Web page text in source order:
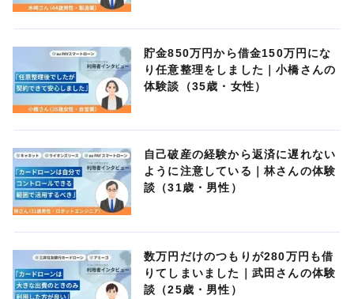
貯金850万円から借金150万円にな
り任意整理をしました｜小橋さんの
体験談（35歳・女性）
自己破産の経験から返済に遅れない
ように注意している｜林さんの体験
談（31歳・男性）
数万円だけのつもりが280万円も借
りてしまいました｜武田さんの体験
談（25歳・男性）